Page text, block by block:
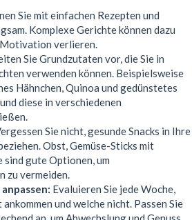
Sie mit einfachen Rezepten und
Komplexe Gerichte können dazu
verlieren.
Sie Grundzutaten vor, die Sie in
verwenden können. Beispielsweise
Hähnchen, Quinoa und gedünstetes
diese in verschiedenen
Sie nicht, gesunde Snacks in Ihre
Obst, Gemüse-Sticks mit
sind gute Optionen, um
zu vermeiden.
Evaluieren Sie jede Woche,
und welche nicht. Passen Sie